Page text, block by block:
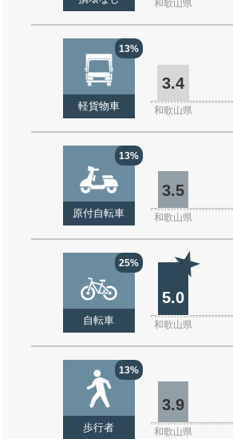
和歌山県
13%
軽貨物車
3.4
和歌山県
13%
原付自転車
3.5
和歌山県
25%
自転車
5.0
和歌山県
13%
歩行者
3.9
和歌山県